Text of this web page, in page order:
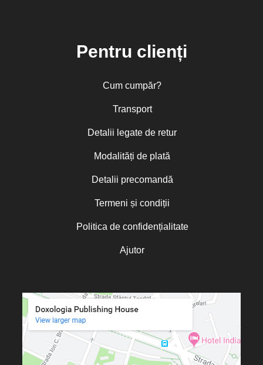
Pentru clienți
Cum cumpăr?
Transport
Detalii legate de retur
Modalități de plată
Detalii precomandă
Termeni și condiții
Politica de confidențialitate
Ajutor